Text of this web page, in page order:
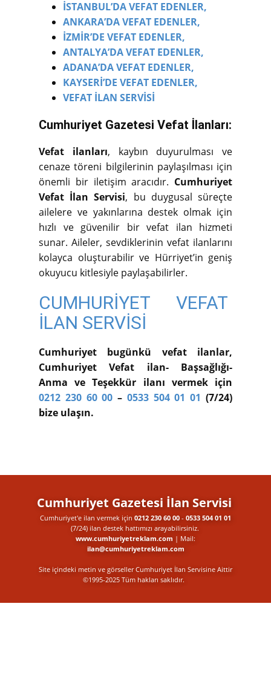
İSTANBUL’DA VEFAT EDENLER,
ANKARA’DA VEFAT EDENLER,
İZMİR’DE VEFAT EDENLER,
ANTALYA’DA VEFAT EDENLER,
ADANA’DA VEFAT EDENLER,
KAYSERİ’DE VEFAT EDENLER,
VEFAT İLAN SERVİSİ
Cumhuriyet Gazetesi Vefat İlanları:
Vefat ilanları, kaybın duyurulması ve
cenaze töreni bilgilerinin paylaşılması için
önemli bir iletişim aracıdır. Cumhuriyet
Vefat İlan Servisi, bu duygusal süreçte
ailelere ve yakınlarına destek olmak için
hızlı ve güvenilir bir vefat ilan hizmeti
sunar. Aileler, sevdiklerinin vefat ilanlarını
kolayca oluşturabilir ve Hürriyet’in geniş
okuyucu kitlesiyle paylaşabilirler.
CUMHURİYET VEFAT
İLAN SERVİSİ
Cumhuriyet bugünkü vefat ilanlar,
Cumhuriyet Vefat ilan- Başsağlığı-
Anma ve Teşekkür ilanı vermek için
0212 230 60 00 – 0533 504 01 01 (7/24)
bize ulaşın.
Cumhuriyet Gazetesi İlan Servisi
Cumhuriyet'e ilan vermek için 0212 230 60 00 - 0533 504 01 01
(7/24) ilan destek​ hattımızı arayabilirsiniz.
www.cumhuriyetreklam.com | Mail:
ilan@cumhuriyetreklam.com
Site içindeki metin ve görseller Cumhuriyet İlan Servisine Aittir
©1995-2025 Tüm hakları saklıdır.